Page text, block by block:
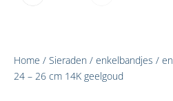
Home / Sieraden / enkelbandjes /
24 – 26 cm 14K geelgoud